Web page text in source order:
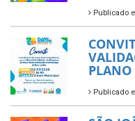
Publicado
PLANO
Publicado